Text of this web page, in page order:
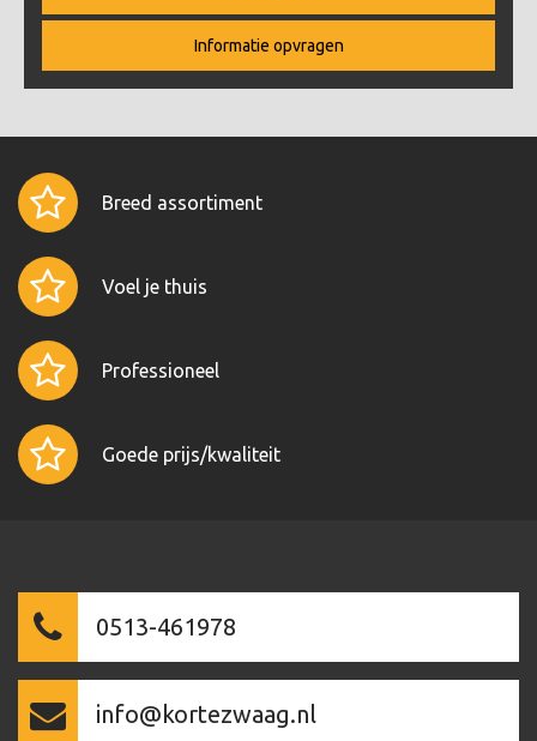
Informatie opvragen
Breed assortiment
Voel je thuis
Professioneel
Goede prijs/kwaliteit
0513-461978
info@kortezwaag.nl